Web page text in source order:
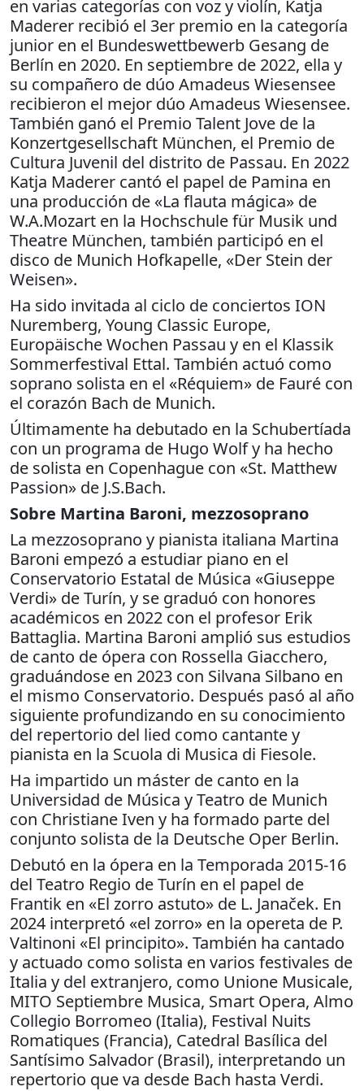
en varias categorías con voz y violín, Katja
Maderer recibió el 3er premio en la categoría
junior en el Bundeswettbewerb Gesang de
Berlín en 2020. En septiembre de 2022, ella y
su compañero de dúo Amadeus Wiesensee
recibieron el mejor dúo Amadeus Wiesensee.
También ganó el Premio Talent Jove de la
Konzertgesellschaft München, el Premio de
Cultura Juvenil del distrito de Passau. En 2022
Katja Maderer cantó el papel de Pamina en
una producción de «La flauta mágica» de
W.A.Mozart en la Hochschule für Musik und
Theatre München, también participó en el
disco de Munich Hofkapelle, «Der Stein der
Weisen».
Ha sido invitada al ciclo de conciertos ION
Nuremberg, Young Classic Europe,
Europäische Wochen Passau y en el Klassik
Sommerfestival Ettal. También actuó como
soprano solista en el «Réquiem» de Fauré con
el corazón Bach de Munich.
Últimamente ha debutado en la Schubertíada
con un programa de Hugo Wolf y ha hecho
de solista en Copenhague con «St. Matthew
Passion» de J.S.Bach.
Sobre Martina Baroni, mezzosoprano
La mezzosoprano y pianista italiana Martina
Baroni empezó a estudiar piano en el
Conservatorio Estatal de Música «Giuseppe
Verdi» de Turín, y se graduó con honores
académicos en 2022 con el profesor Erik
Battaglia. Martina Baroni amplió sus estudios
de canto de ópera con Rossella Giacchero,
graduándose en 2023 con Silvana Silbano en
el mismo Conservatorio. Después pasó al año
siguiente profundizando en su conocimiento
del repertorio del lied como cantante y
pianista en la Scuola di Musica di Fiesole.
Ha impartido un máster de canto en la
Universidad de Música y Teatro de Munich
con Christiane Iven y ha formado parte del
conjunto solista de la Deutsche Oper Berlin.
Debutó en la ópera en la Temporada 2015-16
del Teatro Regio de Turín en el papel de
Frantik en «El zorro astuto» de L. Janaček. En
2024 interpretó «el zorro» en la opereta de P.
Valtinoni «El principito». También ha cantado
y actuado como solista en varios festivales de
Italia y del extranjero, como Unione Musicale,
MITO Septiembre Musica, Smart Opera, Almo
Collegio Borromeo (Italia), Festival Nuits
Romatiques (Francia), Catedral Basílica del
Santísimo Salvador (Brasil), interpretando un
repertorio que va desde Bach hasta Verdi.